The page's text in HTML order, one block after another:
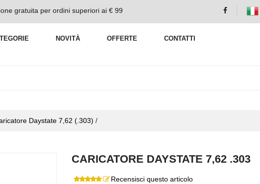
gratuita per ordini superiori ai € 99
NOVITÀ OFFERTE CONTATTI
Daystate 7,62 (.303) /
CARICATORE DAYSTATE 7,62 .303
Recensisci questo articolo